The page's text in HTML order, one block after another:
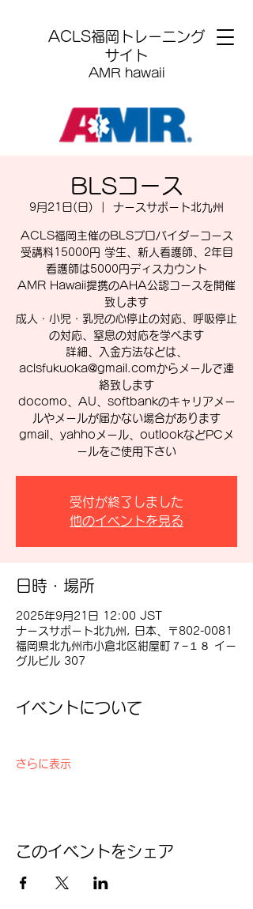
​ACLS福岡トレーニング
サイト
AMR hawaii
BLSコース
9月21日(日) ナースサポート北九州
ACLS福岡主催のBLSプロバイダーコース
受講料15000円 学生、新人看護師、2年目
看護師は5000円ディスカウント
AMR Hawaii提携のAHA公認コースを開催
致します
成人・小児・乳児の心停止の対応、呼吸停止
の対応、窒息の対応を学べます
詳細、入金方法などは、
aclsfukuoka@gmail.comからメールで連
絡致します
docomo、AU、softbankのキャリアメー
ルやメールが届かない場合があります
gmail、yahhoメール、outlookなどPCメ
ールをご使用下さい
受付が終了しました
他のイベントを見る
日時・場所
2025年9月21日 12:00 JST
ナースサポート北九州, 日本、〒802-0081
福岡県北九州市小倉北区紺屋町７−１８ イー
グルビル 307
イベントについて
さらに表示
このイベントをシェア